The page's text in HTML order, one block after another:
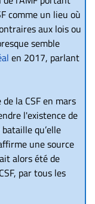
comme un lieu où
aux lois ou
semble
en 2017, parlant
la CSF en mars
l'existence de
qu’elle
une source
alors été de
par tous les